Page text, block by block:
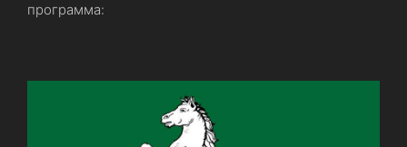
программа: